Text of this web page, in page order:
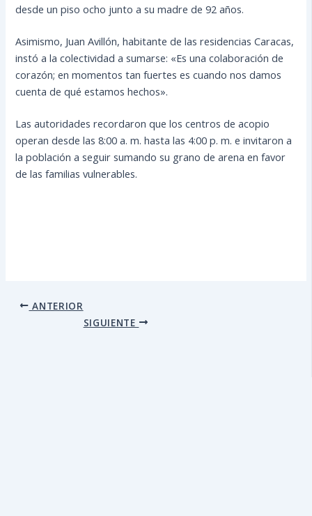
desde un piso ocho junto a su madre de 92 años.
Asimismo, Juan Avillón, habitante de las residencias Caracas,
instó a la colectividad a sumarse: «Es una colaboración de
corazón; en momentos tan fuertes es cuando nos damos
cuenta de qué estamos hechos».
Las autoridades recordaron que los centros de acopio
operan desde las 8:00 a. m. hasta las 4:00 p. m. e invitaron a
la población a seguir sumando su grano de arena en favor
de las familias vulnerables.
ANTERIOR
SIGUIENTE